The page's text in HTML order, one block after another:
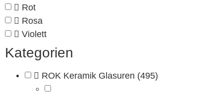
Rot
Rosa
Violett
Kategorien
ROK Keramik Glasuren (495)